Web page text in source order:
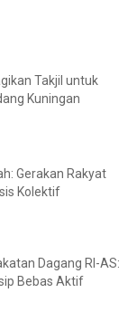
Takjil untuk
Kuningan
Gerakan Rakyat
Kolektif
Dagang RI-AS:
Bebas Aktif